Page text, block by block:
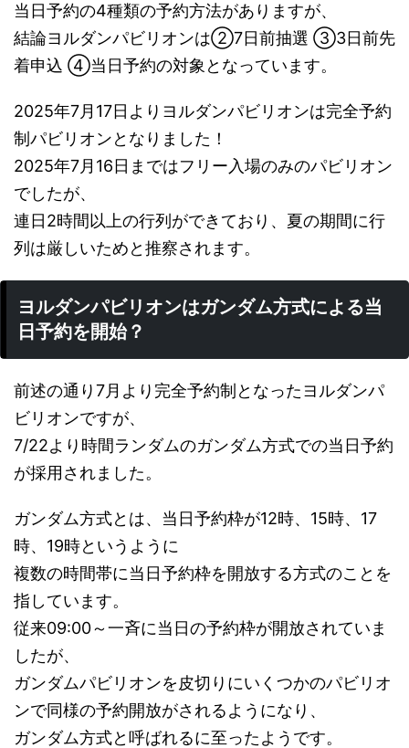
当日予約の4種類の予約方法がありますが、
結論ヨルダンパビリオンは②7日前抽選 ③3日前先
着申込 ④当日予約の対象となっています。
2025年7月17日よりヨルダンパビリオンは完全予約
制パビリオンとなりました！
2025年7月16日まではフリー入場のみのパビリオン
でしたが、
連日2時間以上の行列ができており、夏の期間に行
列は厳しいためと推察されます。
ヨルダンパビリオンはガンダム方式による当
日予約を開始？
前述の通り7月より完全予約制となったヨルダンパ
ビリオンですが、
7/22より時間ランダムのガンダム方式での当日予約
が採用されました。
ガンダム方式とは、当日予約枠が12時、15時、17
時、19時というように
複数の時間帯に当日予約枠を開放する方式のことを
指しています。
従来09:00～一斉に当日の予約枠が開放されていま
したが、
ガンダムパビリオンを皮切りにいくつかのパビリオ
ンで同様の予約開放がされるようになり、
ガンダム方式と呼ばれるに至ったようです。